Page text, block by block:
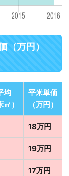
（万円）
均
）
平米単価
（万円）
18万円
19万円
17万円